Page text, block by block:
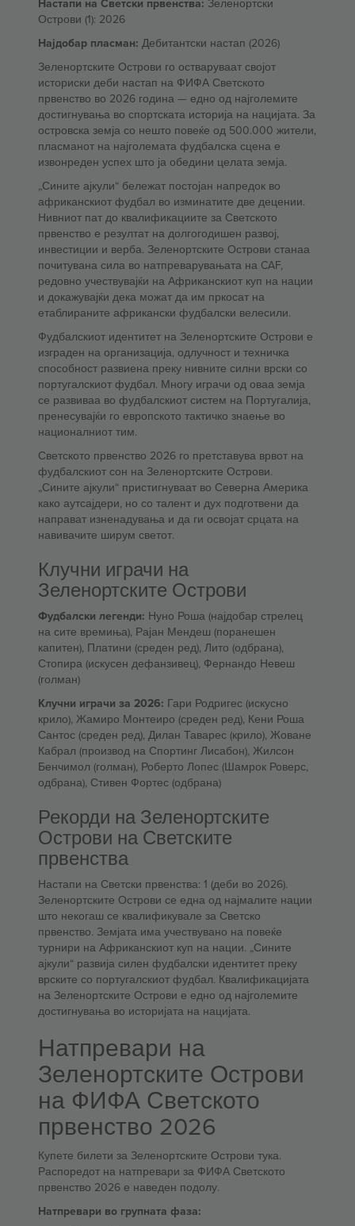
Настапи на Светски првенства: Зеленортски
Острови (1): 2026
Најдобар пласман: Дебитантски настап (2026)
Зеленортските Острови го остваруваат својот
историски деби настап на ФИФА Светското
првенство во 2026 година — едно од најголемите
достигнувања во спортската историја на нацијата. За
островска земја со нешто повеќе од 500.000 жители,
пласманот на најголемата фудбалска сцена е
извонреден успех што ја обедини целата земја.
„Сините ајкули“ бележат постојан напредок во
африканскиот фудбал во изминатите две децении.
Нивниот пат до квалификациите за Светското
првенство е резултат на долгогодишен развој,
инвестиции и верба. Зеленортските Острови станаа
почитувана сила во натпреварувањата на CAF,
редовно учествувајќи на Африканскиот куп на нации
и докажувајќи дека можат да им пркосат на
етаблираните африкански фудбалски велесили.
Фудбалскиот идентитет на Зеленортските Острови е
изграден на организација, одлучност и техничка
способност развиена преку нивните силни врски со
португалскиот фудбал. Многу играчи од оваа земја
се развиваа во фудбалскиот систем на Португалија,
пренесувајќи го европското тактичко знаење во
националниот тим.
Светското првенство 2026 го претставува врвот на
фудбалскиот сон на Зеленортските Острови.
„Сините ајкули“ пристигнуваат во Северна Америка
како аутсајдери, но со талент и дух подготвени да
направат изненадувања и да ги освојат срцата на
навивачите ширум светот.
Клучни играчи на
Зеленортските Острови
Фудбалски легенди: Нуно Роша (најдобар стрелец
на сите времиња), Рајан Мендеш (поранешен
капитен), Платини (среден ред), Лито (одбрана),
Стопира (искусен дефанзивец), Фернандо Невеш
(голман)
Клучни играчи за 2026: Гари Родригес (искусно
крило), Жамиро Монтеиро (среден ред), Кени Роша
Сантос (среден ред), Дилан Таварес (крило), Жоване
Кабрал (производ на Спортинг Лисабон), Жилсон
Бенчимол (голман), Роберто Лопес (Шамрок Роверс,
одбрана), Стивен Фортес (одбрана)
Рекорди на Зеленортските
Острови на Светските
првенства
Настапи на Светски првенства: 1 (деби во 2026).
Зеленортските Острови се една од најмалите нации
што некогаш се квалификувале за Светско
првенство. Земјата има учествувано на повеќе
турнири на Африканскиот куп на нации. „Сините
ајкули“ развија силен фудбалски идентитет преку
врските со португалскиот фудбал. Квалификацијата
на Зеленортските Острови е едно од најголемите
достигнувања во историјата на нацијата.
Натпревари на
Зеленортските Острови
на ФИФА Светското
првенство 2026
Купете билети за Зеленортските Острови тука.
Распоредот на натпревари за ФИФА Светското
првенство 2026 е наведен подолу.
Натпревари во групната фаза: